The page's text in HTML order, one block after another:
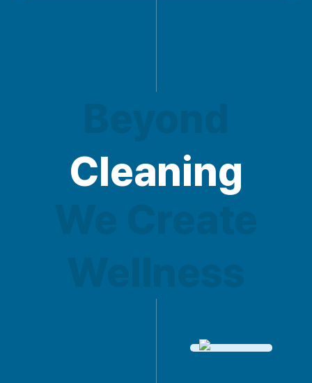
Cleaning
Cleaning